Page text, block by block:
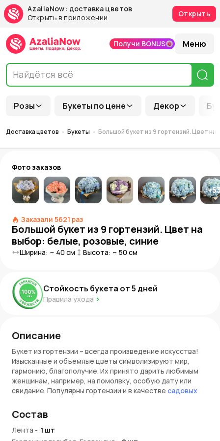
AzaliaNow: доставка цветов
Открыть в приложении
Открыть
Розы Букеты по цене Декор
Получи BONUS Меню
Доставка цветов Букеты Большой букет из 9 гортензий. Цвет
Фото заказов
+
Заказали 5621 раз
Большой букет из 9 гортензий. Цвет на
выбор: белые, розовые, синие
Ширина: ~ 40 см Высота: ~ 50 см
Стойкость букета от5 дней
Правила ухода
Описание
Букет из гортензии – всегда произведение искусства!
Изысканные и объемные цветы символизируют мир,
гармонию, благополучие. Их принято дарить любимым
женщинам, например, на помолвку, особую дату или
свидание. Популярны гортензии и в качестве садовых
ВНИМАНИЕ! Цвет гортензий необходимо указать в
комментарии к заказу. Если он не будет указан,
флористы соберут букет на свое усмотрение.
Состав
Лента - 1 шт